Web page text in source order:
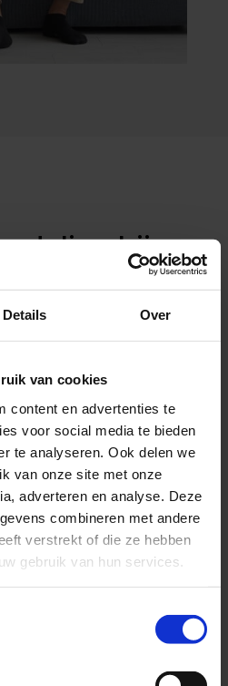
Details Over
van cookies
content en advertenties te
voor social media te bieden
te analyseren. Ook delen we
van onze site met onze
adverteren en analyse. Deze
combineren met andere
verstrekt of die ze hebben
gebruik van hun services.
bij
de
van de knie
maatwerk. Dat
ook op u. We nemen
mee in het proces,
naar uw gewenste
de pijn heel divers kan
behandeling op
de oorzaak hebben
daarna oefeningen
op beweeglijkheid en
belastbaarheid en